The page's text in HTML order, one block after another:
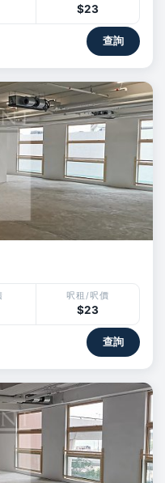
$23
查詢
呎租/呎價
$23
查詢